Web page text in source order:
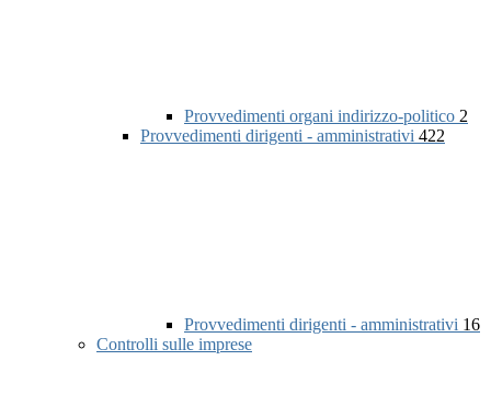
Provvedimenti organi indirizzo-politico 2
Provvedimenti dirigenti - amministrativi 422
Provvedimenti dirigenti - amministrativi 16
Controlli sulle imprese